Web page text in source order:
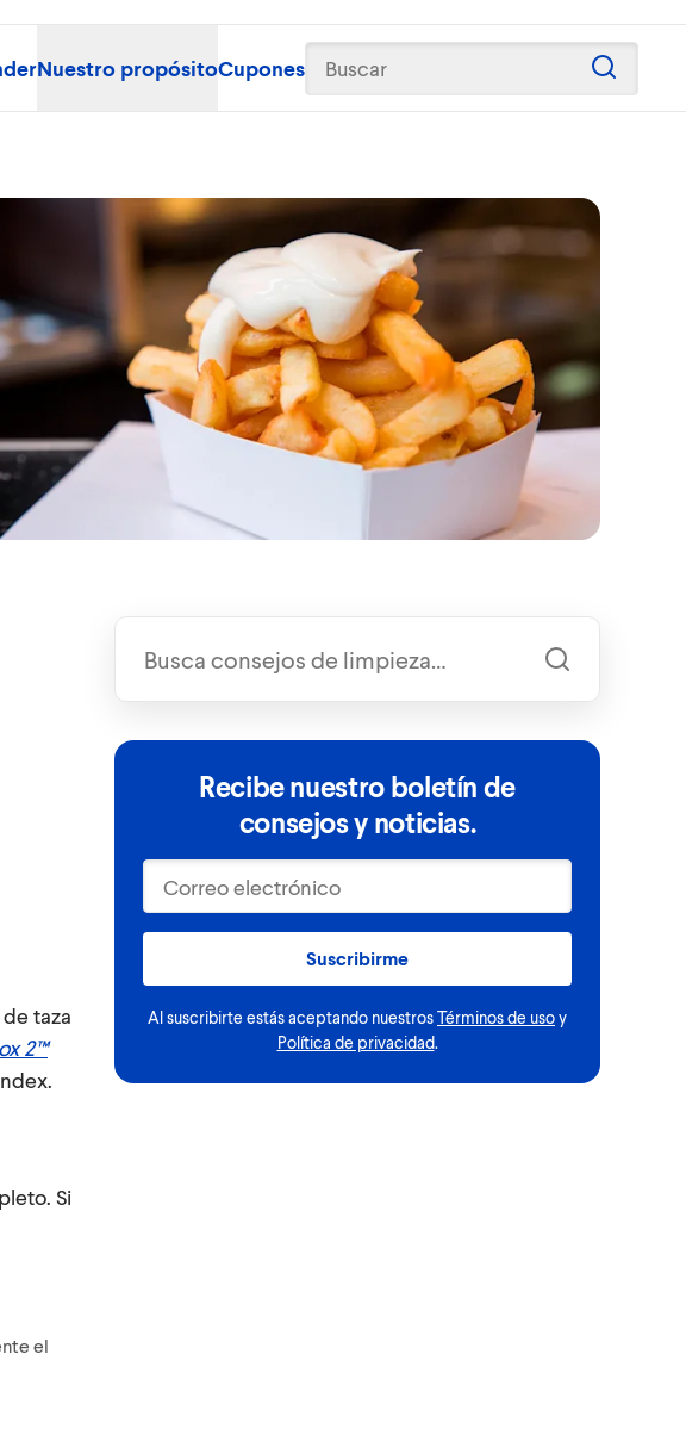
Nuestro propósitoCupones Buscar
taza
2™
Si
el
Recibe nuestro boletín de
consejos y noticias.
Suscribirme
Al suscribirte estás aceptando nuestrosTérminos de usoy
Política de privacidad.